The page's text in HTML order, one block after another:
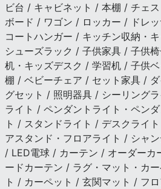
ビ台 / キャビネット / 本棚 / チェ
ボード / ワゴン / ロッカー / ドレ
コートハンガー / キッチン収納・
シューズラック / 子供家具 / 子供
机・キッズデスク / 学習机 / 子供
棚 / ベビーチェア / セット家具 /
グセット / 照明器具 / シーリング
ライト / ペンダントライト・ペン
ト / スタンドライト / デスクライ
アスタンド・フロアライト / シャ
/ LED電球 / カーテン / オーダーカ
ードカーテン / ラグ・マット・カ
ト / カーペット / 玄関マット / フ